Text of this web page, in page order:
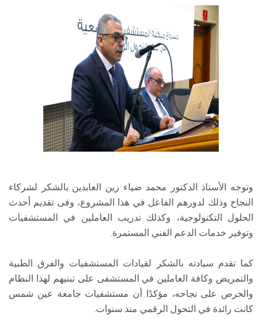
وتوجه الأستاذ الدكتور محمد ضياء زين العابدين بالشكر لشركاء
النجاح وذلك لدورهم الفاعل في هذا المشروع، وفى تقديم أحدث
الحلول التكنولوجية، وكذلك تدريب العاملين في المستشفيات
وتوفير خدمات الدعم الفني المستمرة.
كما تقدم سيادته بالشكر لقيادات المستشفيات والفرق الطبية
والتمريض وكافة العاملين في المستشفى على تبنيهم لهذا النظام
والحرص على نجاحه، مؤكدًا أن مستشفيات جامعة عين شمس
كانت رائدة في التحول الرقمي منذ سنوات.